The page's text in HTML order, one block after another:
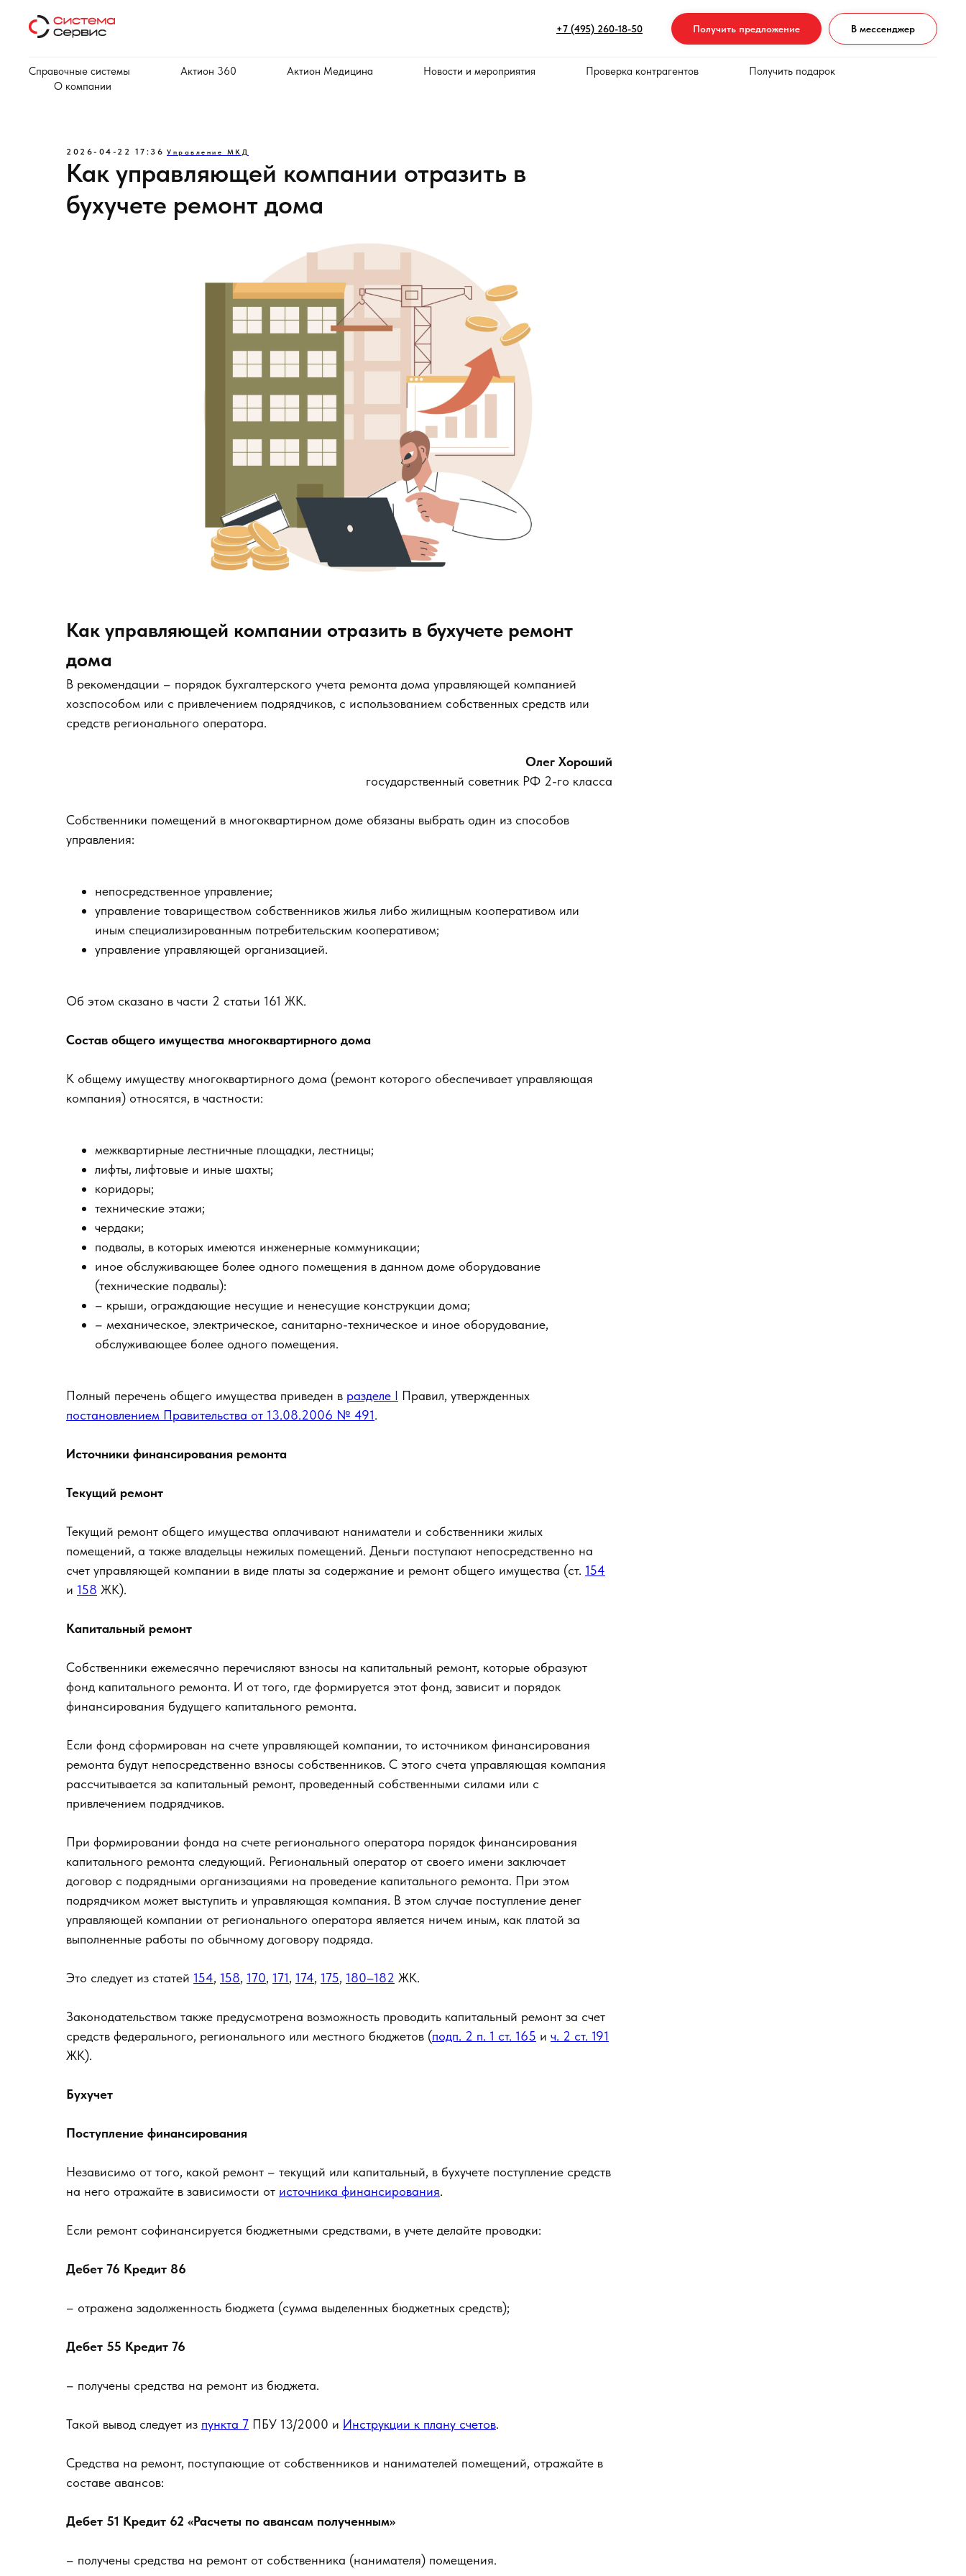
+7 (495) 260-18-50 Получить предложение В мессенджер
Справочные системы Актион 360 Актион Медицина Новости и мероприятия Проверка контрагентов
Получить подарок
О компании
2026-04-22 17:36 Управление МКД
Как управляющей компании отразить в
бухучете ремонт дома
Как управляющей компании отразить в бухучете ремонт
дома
В рекомендации – порядок бухгалтерского учета ремонта дома управляющей компанией
хозспособом или с привлечением подрядчиков, с использованием собственных средств или
средств регионального оператора.
Олег Хороший
государственный советник РФ 2-го класса
Собственники помещений в многоквартирном доме обязаны выбрать один из способов
управления:
непосредственное управление;
управление товариществом собственников жилья либо жилищным кооперативом или
иным специализированным потребительским кооперативом;
управление управляющей организацией.
Об этом сказано в части 2 статьи 161 ЖК.
Состав общего имущества многоквартирного дома
К общему имуществу многоквартирного дома (ремонт которого обеспечивает управляющая
компания) относятся, в частности:
межквартирные лестничные площадки, лестницы;
лифты, лифтовые и иные шахты;
коридоры;
технические этажи;
чердаки;
подвалы, в которых имеются инженерные коммуникации;
иное обслуживающее более одного помещения в данном доме оборудование
(технические подвалы):
– крыши, ограждающие несущие и ненесущие конструкции дома;
– механическое, электрическое, санитарно-техническое и иное оборудование,
обслуживающее более одного помещения.
Полный перечень общего имущества приведен в разделе I Правил, утвержденных
постановлением Правительства от 13.08.2006 № 491.
Источники финансирования ремонта
Текущий ремонт
Текущий ремонт общего имущества оплачивают наниматели и собственники жилых
помещений, а также владельцы нежилых помещений. Деньги поступают непосредственно на
счет управляющей компании в виде платы за содержание и ремонт общего имущества (ст. 154
и 158 ЖК).
Капитальный ремонт
Собственники ежемесячно перечисляют взносы на капитальный ремонт, которые образуют
фонд капитального ремонта. И от того, где формируется этот фонд, зависит и порядок
финансирования будущего капитального ремонта.
Если фонд сформирован на счете управляющей компании, то источником финансирования
ремонта будут непосредственно взносы собственников. С этого счета управляющая компания
рассчитывается за капитальный ремонт, проведенный собственными силами или с
привлечением подрядчиков.
При формировании фонда на счете регионального оператора порядок финансирования
капитального ремонта следующий. Региональный оператор от своего имени заключает
договор с подрядными организациями на проведение капитального ремонта. При этом
подрядчиком может выступить и управляющая компания. В этом случае поступление денег
управляющей компании от регионального оператора является ничем иным, как платой за
выполненные работы по обычному договору подряда.
Это следует из статей 154, 158, 170, 171, 174, 175, 180–182 ЖК.
Законодательством также предусмотрена возможность проводить капитальный ремонт за счет
средств федерального, регионального или местного бюджетов (подп. 2 п. 1 ст. 165 и ч. 2 ст. 191
ЖК).
Бухучет
Поступление финансирования
Независимо от того, какой ремонт – текущий или капитальный, в бухучете поступление средств
на него отражайте в зависимости от источника финансирования.
Если ремонт софинансируется бюджетными средствами, в учете делайте проводки:
Дебет 76 Кредит 86
– отражена задолженность бюджета (сумма выделенных бюджетных средств);
Дебет 55 Кредит 76
– получены средства на ремонт из бюджета.
Такой вывод следует из пункта 7 ПБУ 13/2000 и Инструкции к плану счетов.
Средства на ремонт, поступающие от собственников и нанимателей помещений, отражайте в
составе авансов:
Дебет 51 Кредит 62 «Расчеты по авансам полученным»
– получены средства на ремонт от собственника (нанимателя) помещения.